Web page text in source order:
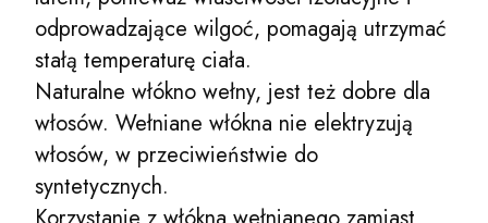
odprowadzające wilgoć, pomagają utrzymać
stałą temperaturę ciała.
Naturalne włókno wełny, jest też dobre dla
włosów. Wełniane włókna nie elektryzują
włosów, w przeciwieństwie do
syntetycznych.